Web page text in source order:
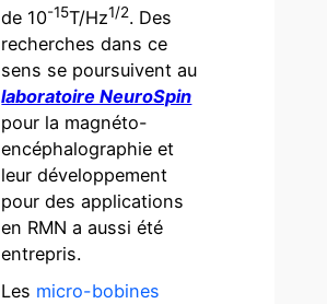
de 10-15T/Hz1/2. Des
recherches dans ce
sens se poursuivent au
laboratoire NeuroSpin
pour la magnéto-
encéphalographie et
leur développement
pour des applications
en RMN a aussi été
entrepris.
Les micro-bobines